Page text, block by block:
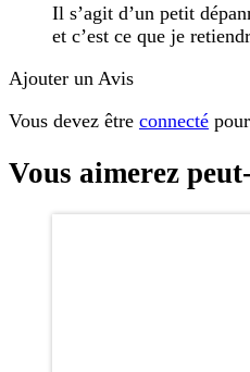
Il s’agit d’un petit
et c’est ce que je
Ajouter un Avis
Vous devez être connecté
Vous aimerez